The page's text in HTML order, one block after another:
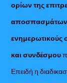
ορίων της
αποσπασμάτων
ενημερωτικούς
και συνδέσμου
Επειδή η